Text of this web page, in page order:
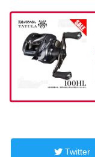
Twitter